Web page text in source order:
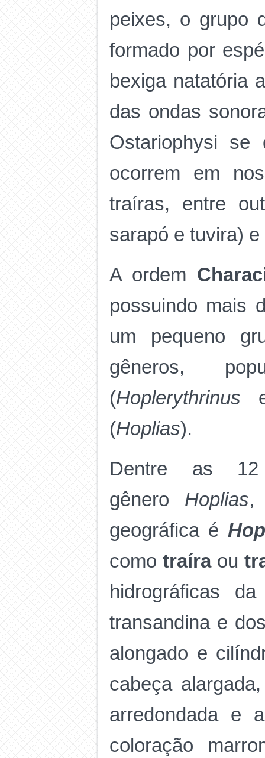
peixes, o grupo
formado por
bexiga natatória
das ondas
Ostariophysi
ocorrem em
traíras, entre
sarapó e tuvira)
A ordem
possuindo mais
um pequeno
gêneros,
(Hoplerythrinus
(Hoplias).
Dentre as 12
gênero Hoplias,
geográfica é
como traíra ou
hidrográficas
transandina e
alongado e
cabeça
arredondada e
coloração